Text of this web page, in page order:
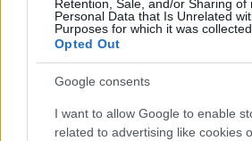
Retention, Sale, and/or Sharing of
Personal Data that Is Unrelated
Purposes for which it was collected.
Opted Out
Google consents
I want to allow Google to enable
related to advertising like cookies